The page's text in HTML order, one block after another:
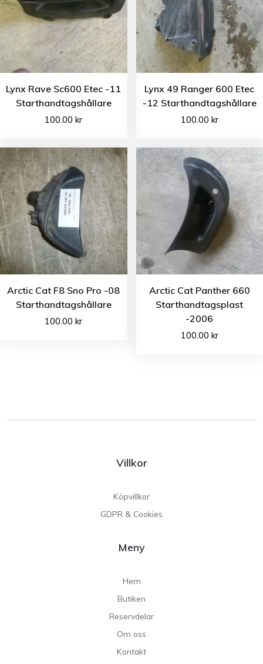
Lynx Rave Sc600 Etec -11
Starthandtagshållare
100.00kr
Lynx 49 Ranger 600 Etec
-12 Starthandtagshållare
100.00 kr
Arctic Cat F8 Sno Pro -08
Starthandtagshållare
100.00kr
Arctic Cat Panther 660
Starthandtagsplast
-2006
100.00 kr
Villkor
Köpvillkor
GDPR & Cookies
Meny
Hem
Butiken
Reservdelar
Om oss
Kontakt